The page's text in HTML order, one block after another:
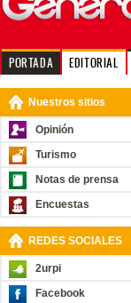
PORTADA EDITORIAL
Nuestros sitios
Opinión
Turismo
Notas de prensa
Encuestas
REDES SOCIALES
2urpi
Facebook